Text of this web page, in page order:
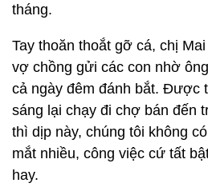
tháng.
Tay thoăn thoắt gỡ cá, chị
vợ chồng gửi các con nhờ
cả ngày đêm đánh bắt. Được
sáng lại chạy đi chợ bán đến
thì dịp này, chúng tôi không
mắt nhiều, công việc cứ tất
hay.